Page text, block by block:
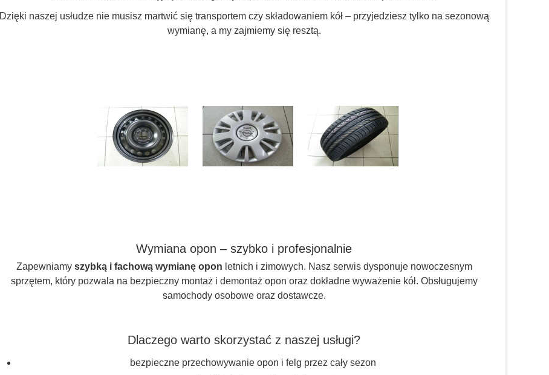
Dzięki naszej usłudze nie musisz martwić się transportem czy składowaniem kół – przyjedziesz tylko na sezonową
wymianę, a my zajmiemy się resztą.
Wymiana opon – szybko i profesjonalnie
Zapewniamy szybką i fachową wymianę opon letnich i zimowych. Nasz serwis dysponuje nowoczesnym
sprzętem, który pozwala na bezpieczny montaż i demontaż opon oraz dokładne wyważenie kół. Obsługujemy
samochody osobowe oraz dostawcze.
Dlaczego warto skorzystać z naszej usługi?
bezpieczne przechowywanie opon i felg przez cały sezon